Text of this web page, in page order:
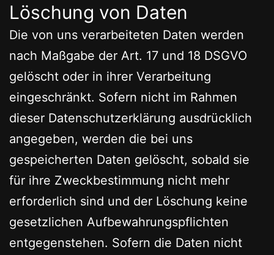
Löschung von Daten
Die von uns verarbeiteten Daten werden
nach Maßgabe der Art. 17 und 18 DSGVO
gelöscht oder in ihrer Verarbeitung
eingeschränkt. Sofern nicht im Rahmen
dieser Datenschutzerklärung ausdrücklich
angegeben, werden die bei uns
gespeicherten Daten gelöscht, sobald sie
für ihre Zweckbestimmung nicht mehr
erforderlich sind und der Löschung keine
gesetzlichen Aufbewahrungspflichten
entgegenstehen. Sofern die Daten nicht